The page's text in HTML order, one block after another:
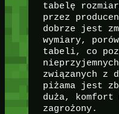
tabelę
przez
dobrze jest
wymiary,
tabeli, co
związanych z
piżama jest
duża, komfort
zagrożony.